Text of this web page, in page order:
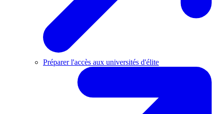
Préparer l'accès aux universités d'élite